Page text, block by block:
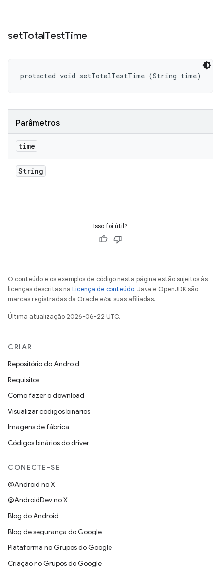
setTotalTestTime
protected void setTotalTestTime (String time)
Parâmetros
time
String
Isso foi útil?
O conteúdo e os exemplos de código nesta página estão sujeitos às
licenças descritas na Licença de conteúdo. Java e OpenJDK são
marcas registradas da Oracle e/ou suas afiliadas.
Última atualização 2026-06-22 UTC.
CRIAR
Repositório do Android
Requisitos
Como fazer o download
Visualizar códigos binários
Imagens de fábrica
Códigos binários do driver
CONECTE-SE
@Android no X
@AndroidDev no X
Blog do Android
Blog de segurança do Google
Plataforma no Grupos do Google
Criação no Grupos do Google